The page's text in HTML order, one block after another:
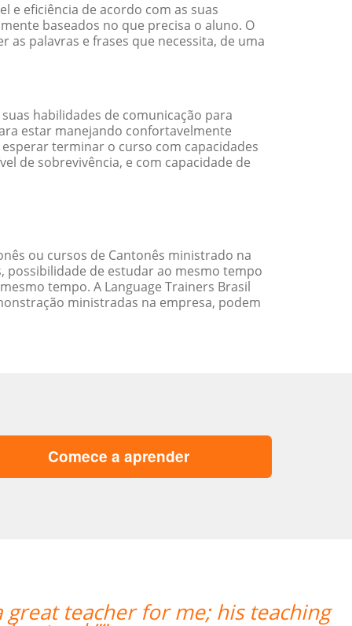
e eficiência de acordo com as suas
baseados no que precisa o aluno. O
palavras e frases que necessita, de uma
habilidades de comunicação para
estar manejando confortavelmente
terminar o curso com capacidades
de sobrevivência, e com capacidade de
ou cursos de Cantonês ministrado na
possibilidade de estudar ao mesmo tempo
tempo. A Language Trainers Brasil
ministradas na empresa, podem
Comece a aprender
my second class with Carol and it